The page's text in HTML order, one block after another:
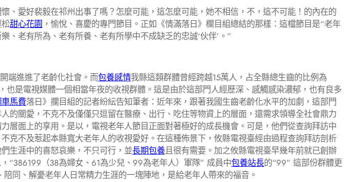
、愛好裴毅在祁州出事了嗎？怎麼可能，這怎麼可能，她不相信，不，這不可能！的內在的
甜心花園 ，愉悅、喜慶的專門節目。正如《情滿落日》欄目組總結的那樣：這檔節目是“老年
老有所為、老有所養、老有所學中不成缺乏的忠誠‘伙伴’。”
端進進了老齡化社會。而包養感情我縣這類群體曾經跨越15萬人，占全縣總生齒的比例為
，也是電視媒體一個相當年夜的收視群體。這是由於這部門人經歷深、感觸感染濃郁，也有良多
馬費落日》攔目組的記者紛紜告知筆者：近年來，跟著我國生齒老齡化水平的加劇，這部門
關愛，不克不及僅僅只逗留在醫療、出行、吃住等物資上的層面，還需求領導全社會鼎力
面上的享用。是以，電視老年人節目正面對著極好的成長機會。可是，他們從查詢拜訪中
不及惹起本縣寬大老年人的收視愛好。在這種佈景下，攸縣電視臺經由過程查詢拜訪剖析
生涯中的喜怒哀樂，不只可行，並長期包養且很有需要。加之攸縣電視臺早幾年前就已創辦
“386199（38為婦女、61為少兒、99為老年人）軍隊” 成員中包養站長的“99” 這部份群體更
同、解憂老年人日常精力生涯的一塊陣地，是給老年人帶來的福音。